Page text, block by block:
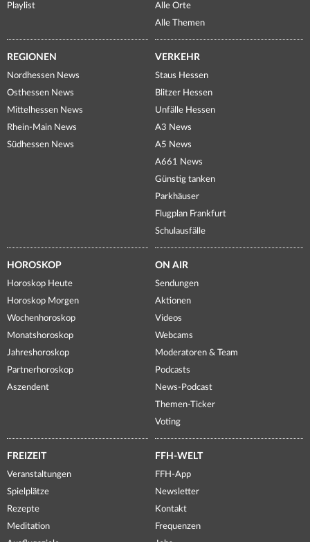
Playlist
Alle Orte
Alle Themen
REGIONEN
Nordhessen News
Osthessen News
Mittelhessen News
Rhein-Main News
Südhessen News
VERKEHR
Staus Hessen
Blitzer Hessen
Unfälle Hessen
A3 News
A5 News
A661 News
Günstig tanken
Parkhäuser
Flugplan Frankfurt
Schulausfälle
HOROSKOP
Horoskop Heute
Horoskop Morgen
Wochenhoroskop
Monatshoroskop
Jahreshoroskop
Partnerhoroskop
Aszendent
ON AIR
Sendungen
Aktionen
Videos
Webcams
Moderatoren & Team
Podcasts
News-Podcast
Themen-Ticker
Voting
FREIZEIT
Veranstaltungen
Spielplätze
Rezepte
Meditation
FFH-WELT
FFH-App
Newsletter
Kontakt
Frequenzen